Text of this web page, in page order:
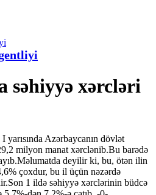
səhiyyə xərcləri
Azərbaycanın dövlət
milyon manat xərclənib.Bu barədə
deyilir ki, bu, ötən ilin
çoxdur, bu il üçün nəzərdə
1 ildə səhiyyə xərclərinin büdcə